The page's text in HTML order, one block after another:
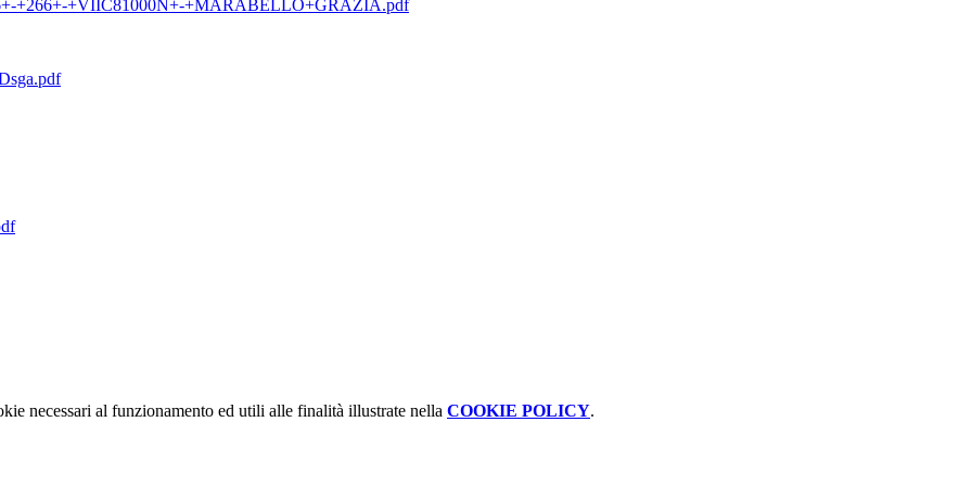
+266+-+VIIC81000N+-+MARABELLO+GRAZIA.pdf
necessari al funzionamento ed utili alle finalità illustrate nella COOKIE POLICY.